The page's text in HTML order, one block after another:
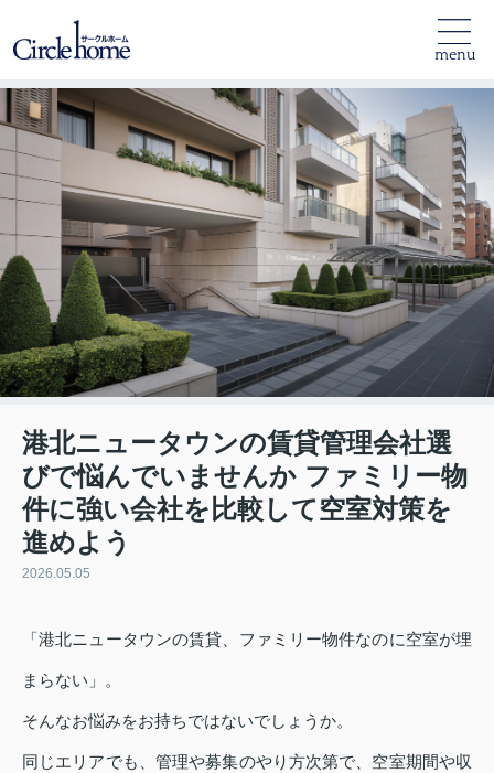
menu
港北ニュータウンの賃貸管理会社選
びで悩んでいませんか ファミリー物
件に強い会社を比較して空室対策を
進めよう
2026.05.05
「港北ニュータウンの賃貸、ファミリー物件なのに空室が埋
まらない」。
そんなお悩みをお持ちではないでしょうか。
同じエリアでも、管理や募集のやり方次第で、空室期間や収